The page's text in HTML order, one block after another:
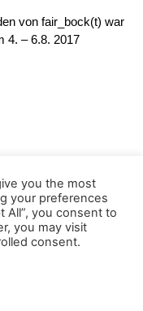
von fair_bock(t) war
4. – 6.8. 2017
you the most
your preferences
All”, you consent to
you may visit
consent.